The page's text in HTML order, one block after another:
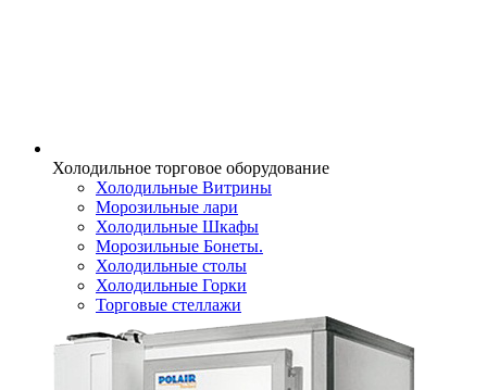
Холодильное торговое оборудование
Холодильные Витрины
Морозильные лари
Холодильные Шкафы
Морозильные Бонеты.
Холодильные столы
Холодильные Горки
Торговые стеллажи